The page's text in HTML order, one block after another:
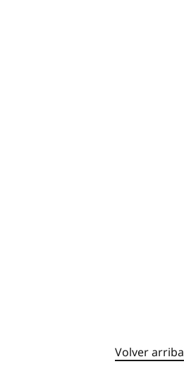
Volver arriba